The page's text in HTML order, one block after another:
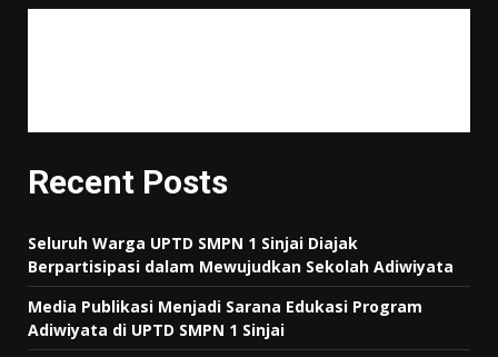
Recent Posts
Seluruh Warga UPTD SMPN 1 Sinjai Diajak
Berpartisipasi dalam Mewujudkan Sekolah Adiwiyata
Media Publikasi Menjadi Sarana Edukasi Program
Adiwiyata di UPTD SMPN 1 Sinjai